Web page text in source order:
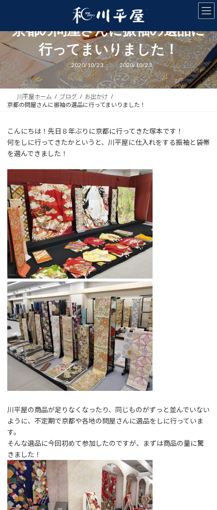
ン
ツ
ス
キ
ッ
ー
シ
ン
に
移
京都の問屋さんに振袖の選品に
行ってまいりました！
2020/10/23
最
終
更
新
日
2020/10/23
川平屋ホーム ブログ
お出かけ
京都の問屋さんに振袖の選品に行ってまいりました！
こんにちは！先日８年ぶりに京都に行ってきた塚本です！
何をしに行ってきたかというと、川平屋に仕入れをする振袖と袋帯
を選んできました！
川平屋の商品が足りなくなったり、同じものがずっと並んでいない
ように、不定期で京都や各地の問屋さんに選品をしに行っていま
す。
そんな選品に今回初めて参加したのですが、まずは商品の量に驚
きました！